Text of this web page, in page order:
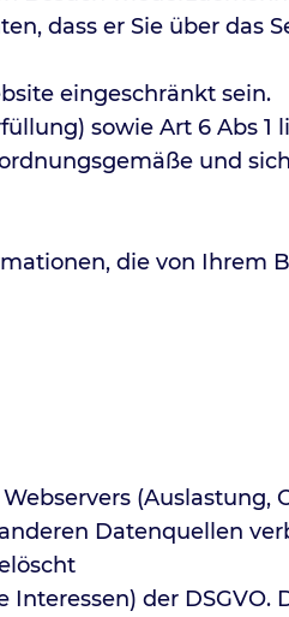
dass er Sie über das
eingeschränkt sein.
sowie Art 6 Abs
und
die von Ihrem
(Auslastung,
Datenquellen
der DSGVO.